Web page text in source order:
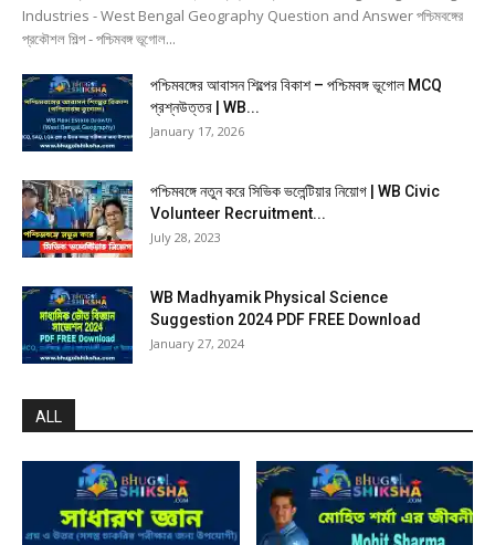
Industries - West Bengal Geography Question and Answer পশ্চিমবঙ্গের
প্রকৌশল শিল্প - পশ্চিমবঙ্গ ভূগোল...
পশ্চিমবঙ্গের আবাসন শিল্পের বিকাশ – পশ্চিমবঙ্গ ভূগোল MCQ
প্রশ্নউত্তর | WB...
January 17, 2026
পশ্চিমবঙ্গে নতুন করে সিভিক ভলেন্টিয়ার নিয়োগ | WB Civic
Volunteer Recruitment...
July 28, 2023
WB Madhyamik Physical Science
Suggestion 2024 PDF FREE Download
January 27, 2024
ALL